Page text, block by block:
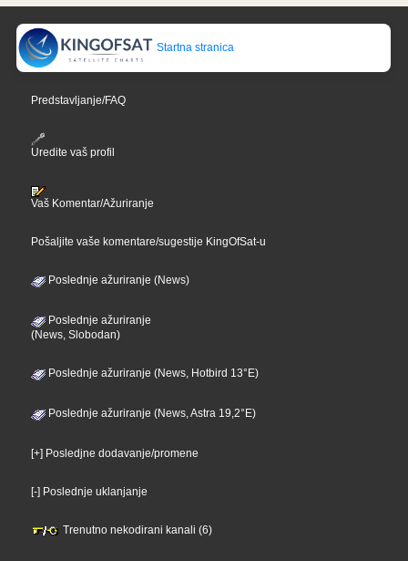
Startna stranica
Predstavljanje/FAQ
Uredite vaš profil
Vaš Komentar/Ažuriranje
Pošaljite vaše komentare/sugestije KingOfSat-u
Poslednje ažuriranje (News)
Poslednje ažuriranje
(News, Slobodan)
Poslednje ažuriranje (News, Hotbird 13°E)
Poslednje ažuriranje (News, Astra 19,2°E)
[+] Posledjne dodavanje/promene
[-] Poslednje uklanjanje
Trenutno nekodirani kanali (6)